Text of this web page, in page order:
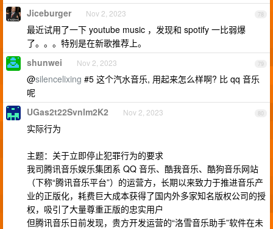
78
Jiceburger Nov 2, 2023
最近试用了一下 youtube music ，发现和 spotify 一比弱爆
了。。。特别是在新歌推荐上。
79
shunwei Nov 2, 2023
@silencelixing #5 这个汽水音乐, 用起来怎么样啊? 比 qq 音乐
呢
80
UGas2t22Svnlm2K2 Nov 2, 2023
实际行为
主题：关于立即停止犯罪行为的要求
我司腾讯音乐娱乐集团系 QQ 音乐、酷我音乐、酷狗音乐网站
（下称“腾讯音乐平台”）的运营方，长期以来致力于推进音乐产
业的正版化，耗费巨大成本获得了国内外多家知名版权公司的授
权，吸引了大量尊重正版的忠实用户
但腾讯音乐日前发现，贵方开发运营的“洛雪音乐助手”软件在未